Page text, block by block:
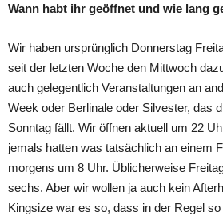
Wann habt ihr geöffnet und wie lang
Wir haben ursprünglich Donnerstag
seit der letzten Woche den Mittwoch
auch gelegentlich Veranstaltungen an
Week oder Berlinale oder Silvester, das
Sonntag fällt. Wir öffnen aktuell um 22
jemals hatten was tatsächlich an einem
morgens um 8 Uhr. Üblicherweise
sechs. Aber wir wollen ja auch kein
Kingsize war es so, dass in der Regel